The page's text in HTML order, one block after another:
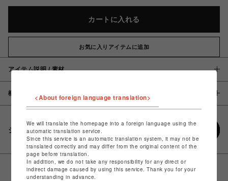
カートに入れる
お気に入りアイテムに追加
アイテム説明 / 素材
概要
シェアする
<About foreign language translation>
We will translate the homepage into a foreign language using the
automatic translation service.
Since this service is an automatic translation system, it may not be
translated correctly and may differ from the original content of the
page before translation.
In addition, we do not take any responsibility for any direct or
indirect damage caused by using this service. Thank you for your
understanding in advance.